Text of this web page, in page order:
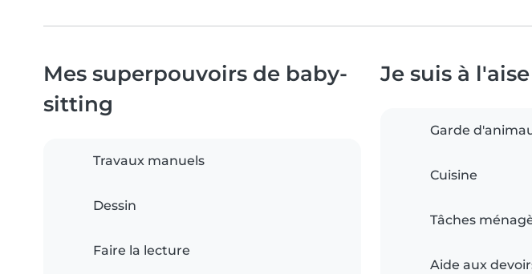
Mes superpouvoirs de baby-
sitting
Travaux manuels
Dessin
Faire la lecture
Je suis à
Garde
Cuisine
Tâches
Aide aux